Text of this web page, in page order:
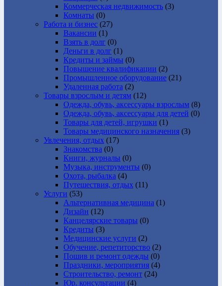
Коммерческая недвижимость (3)
Комнаты (0)
Работа и бизнес (27)
Вакансии (1)
Взять в долг (0)
Деньги в долг (1)
Кредиты и займы (0)
Повышение квалификации (2)
Промышленное оборудование (21)
Удаленная работа (2)
Товары взрослым и детям (12)
Одежда, обувь, аксессуары взрослым (8)
Одежда, обувь, аксессуары для детей (0)
Товары для детей, игрушки (1)
Товары медицинского назначения (3)
Увлечения, отдых (17)
Знакомства (0)
Книги, журналы (0)
Музыка, инструменты (0)
Охота, рыбалка (4)
Путешествия, отдых (11)
Услуги (53)
Альтернативная медицина (1)
Дизайн (12)
Канцелярские товары (0)
Кредиты (3)
Медицинские услуги (2)
Обучение, репетиторство (2)
Пошив и ремонт одежды (0)
Праздники, мероприятия (4)
Строительство, ремонт (24)
Юр. консультации (4)